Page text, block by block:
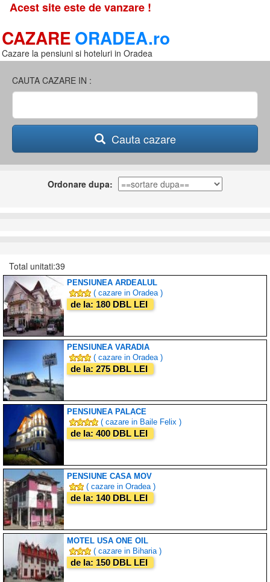
Acest site este de vanzare !
CAZAREORADEA.ro
Cazare la pensiuni si hoteluri in Oradea
CAUTA CAZARE IN :
Cauta cazare
Ordonare dupa:
Total unitati:39
PENSIUNEA ARDEALUL
( cazare in Oradea )
de la: 180 DBL LEI
PENSIUNEA VARADIA
( cazare in Oradea )
de la: 275 DBL LEI
PENSIUNEA PALACE
( cazare in Baile Felix )
de la: 400 DBL LEI
PENSIUNE CASA MOV
( cazare in Oradea )
de la: 140 DBL LEI
MOTEL USA ONE OIL
( cazare in Biharia )
de la: 150 DBL LEI